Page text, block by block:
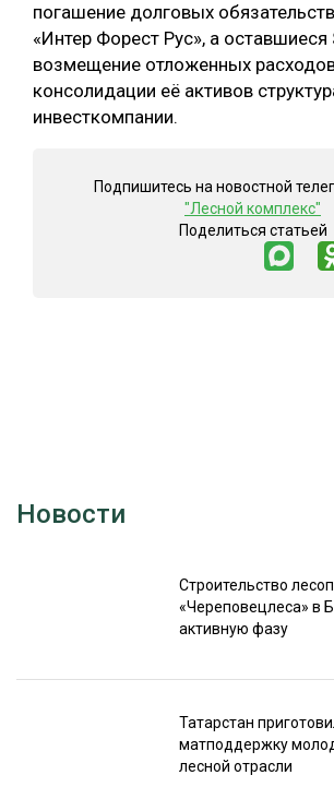
погашение долговых
«Интер Форест Рус», а
возмещение отложенных
консолидации её активов
инвесткомпании.
Подпишитесь на новостной
"Лесной комплекс"
Поделиться статьей
Новости
Строительство
«Череповецлеса» в
активную фазу
Татарстан
матподдержку
лесной отрасли